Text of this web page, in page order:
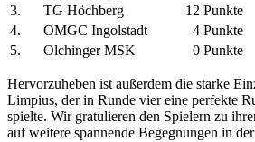
3.
TG Höchberg 12 Punkte
4.
OMGC Ingolstadt 4 Punkte
5.
Olchinger MSK 0 Punkte
Hervorzuheben ist außerdem die starke
Limpius, der in Runde vier eine perfekte
spielte. Wir gratulieren den Spielern zu
auf weitere spannende Begegnungen in